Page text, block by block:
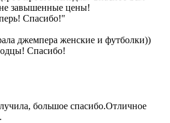
не завышенные цены!
Спасибо!"
джемпера женские и футболки))
Спасибо!
большое спасибо.Отличное